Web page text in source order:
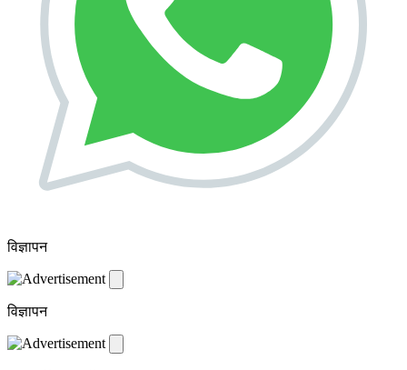
विज्ञापन
विज्ञापन